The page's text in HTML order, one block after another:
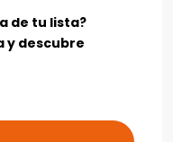
de tu lista?
y descubre